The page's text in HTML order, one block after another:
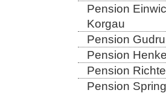
Pension
Korgau
Pension
Pension
Pension
Pension